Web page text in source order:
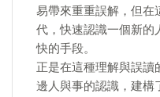
易帶來重重誤解，但在
代，快速認識一個新的
快的手段。
正是在這種理解與誤讀
邊人與事的認識，建構